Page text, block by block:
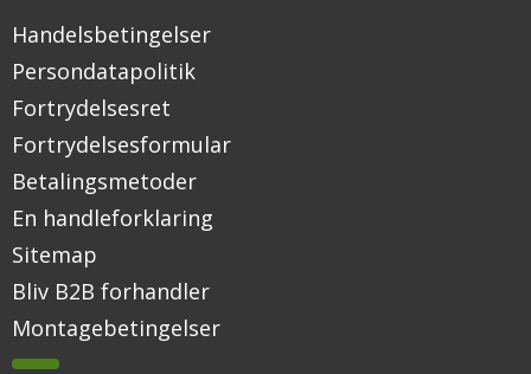
Handelsbetingelser
Persondatapolitik
Fortrydelsesret
Fortrydelsesformular
Betalingsmetoder
En handleforklaring
Sitemap
Bliv B2B forhandler
Montagebetingelser